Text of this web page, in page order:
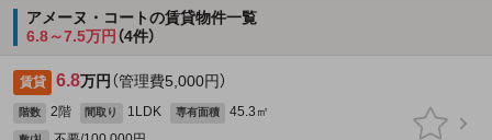
アメーヌ・コートの賃貸物件一覧
6.8～7.5万円 （4件）
賃貸 6.8万円 （管理費5,000円）
階数 2階 間取り 1LDK 専有面積 45.3㎡